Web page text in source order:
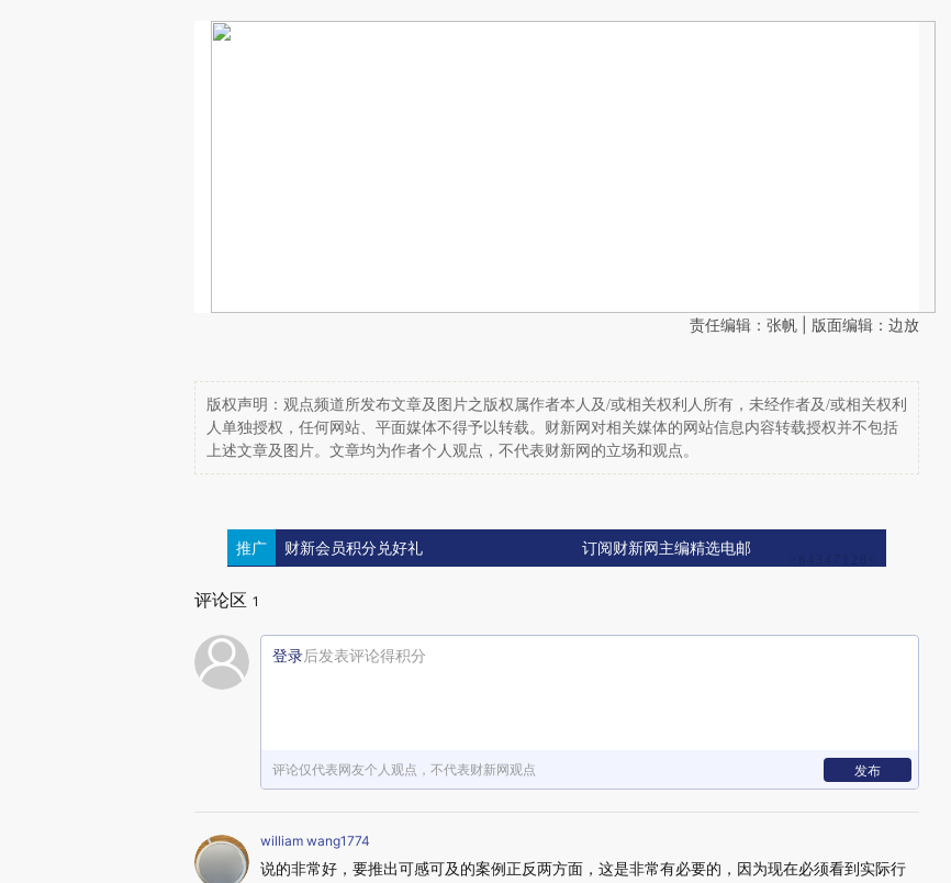
责任编辑：张帆 | 版面编辑：边放
版权声明：观点频道所发布文章及图片之版权属作者本人及/或相关权利人所有，未经作者及/或相关权利
人单独授权，任何网站、平面媒体不得予以转载。财新网对相关媒体的网站信息内容转载授权并不包括
上述文章及图片。文章均为作者个人观点，不代表财新网的立场和观点。
推广 财新会员积分兑好礼 订阅财新网主编精选电邮
评论区 1
登录后发表评论得积分
评论仅代表网友个人观点，不代表财新网观点 发布
william wang1774
说的非常好，要推出可感可及的案例正反两方面，这是非常有必要的，因为现在必须看到实际行